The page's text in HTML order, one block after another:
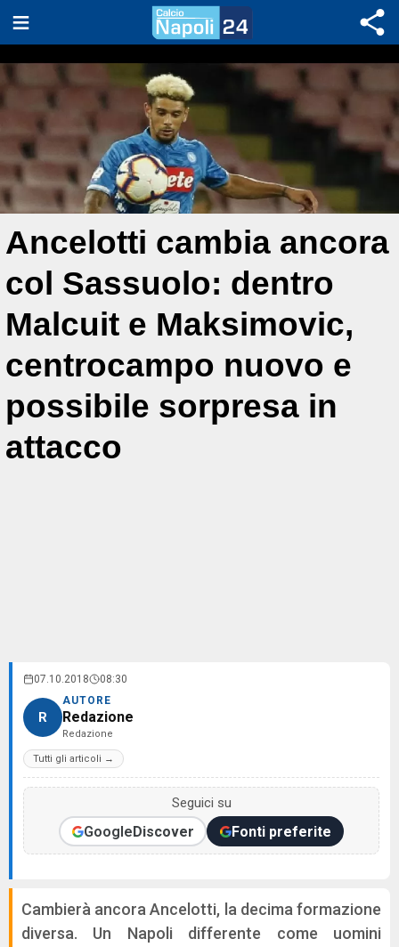
Ancelotti cambia ancora
col Sassuolo: dentro
Malcuit e Maksimovic,
centrocampo nuovo e
possibile sorpresa in
attacco
07.10.2018 08:30
R
AUTORE
Redazione
Redazione
Tutti gli articoli →
Seguici su
GoogleDiscover Fonti preferite
Cambierà ancora Ancelotti, la decima formazione
diversa. Un Napoli differente come uomini